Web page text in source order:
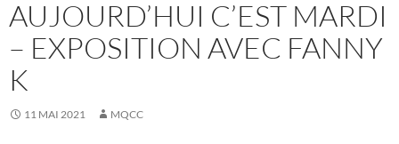
AUJOURD’HUI C’EST MARDI
– EXPOSITION AVEC FANNY
K
11 MAI 2021 MQCC